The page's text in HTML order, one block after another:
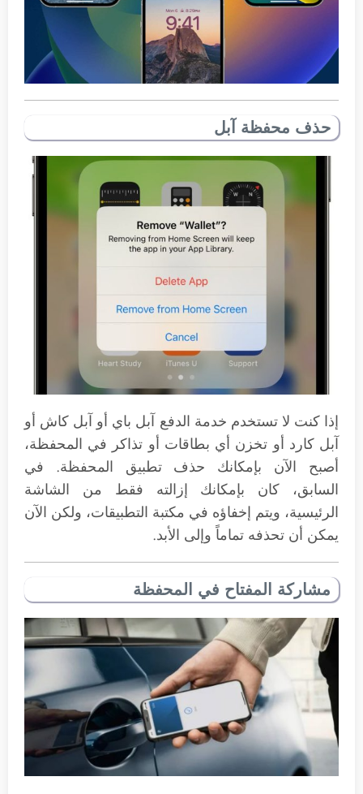
حذف محفظة آبل
إذا كنت لا تستخدم خدمة الدفع آبل باي أو آبل كاش أو
آبل كارد أو تخزن أي بطاقات أو تذاكر في المحفظة،
أصبح الآن بإمكانك حذف تطبيق المحفظة. في
السابق، كان بإمكانك إزالته فقط من الشاشة
الرئيسية، ويتم إخفاؤه في مكتبة التطبيقات، ولكن الآن
يمكن أن تحذفه تماماً وإلى الأبد.
مشاركة المفتاح في المحفظة